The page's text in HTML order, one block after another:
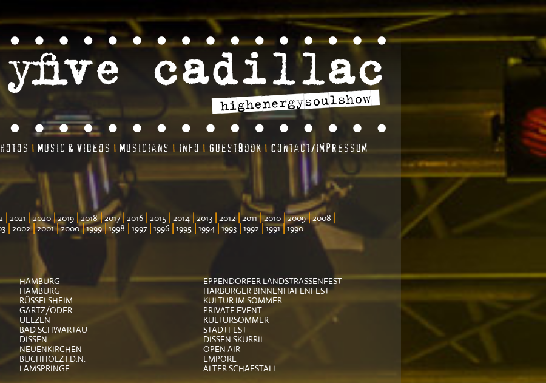
| Music & Videos | Musicians | Info | Guestbook | Contact/Impressum
| 2021 |2020|2019|2018|2017| 2016| 2015| 2014| 2013| 2012|2011|2010|2009|2008 |
| 2002|2001|2000|1999|1998 | 1997| 1996| 1995| 1994| 1993| 1992|1991|1990
HAMBURG
EPPENDORFER LANDSTRASSENFEST
HAMBURG
HARBURGER BINNENHAFENFEST
RÜSSELSHEIM
KULTUR IM SOMMER
GARTZ/ODER
PRIVATE EVENT
UELZEN
KULTURSOMMER
BAD SCHWARTAU
STADTFEST
DISSEN
DISSEN SKURRIL
NEUENKIRCHEN
OPEN AIR
BUCHHOLZ I.D.N.
EMPORE
LAMSPRINGE ALTER SCHAFSTALL